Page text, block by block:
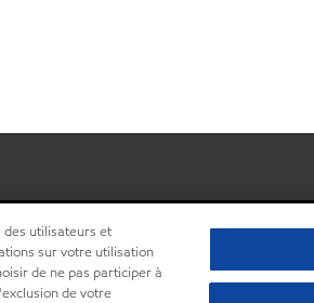
utilisateurs et
sur votre utilisation
de ne pas participer à
de votre